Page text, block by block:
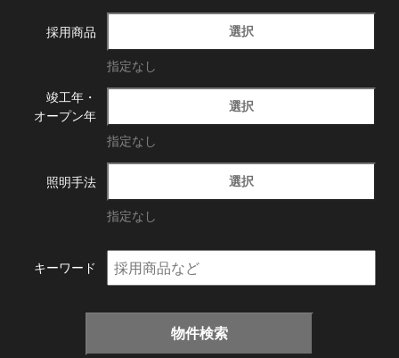
採用商品 選択
指定なし
竣工年・
オープン年
選択
指定なし
照明手法 選択
指定なし
キーワード
物件検索